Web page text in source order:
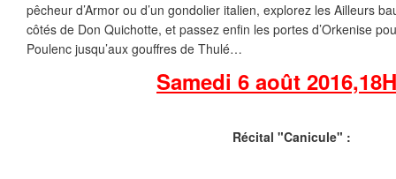
pêcheur d’Armor ou d’un gondolier italien, explorez les Ailleurs
côtés de Don Quichotte, et passez enfin les portes d’Orkenise
Poulenc jusqu’aux gouffres de Thulé…
Samedi 6 août 2016,
Récital "Canicule" :